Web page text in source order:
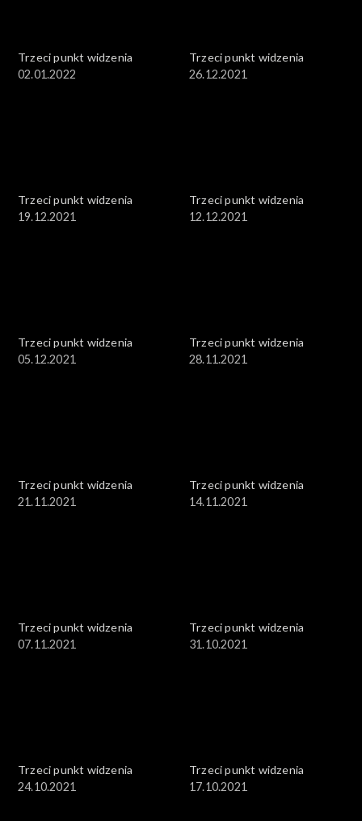
Trzeci punkt widzenia
02.01.2022
Trzeci punkt widzenia
26.12.2021
Trzeci punkt widzenia
19.12.2021
Trzeci punkt widzenia
12.12.2021
Trzeci punkt widzenia
05.12.2021
Trzeci punkt widzenia
28.11.2021
Trzeci punkt widzenia
21.11.2021
Trzeci punkt widzenia
14.11.2021
Trzeci punkt widzenia
07.11.2021
Trzeci punkt widzenia
31.10.2021
Trzeci punkt widzenia
24.10.2021
Trzeci punkt widzenia
17.10.2021